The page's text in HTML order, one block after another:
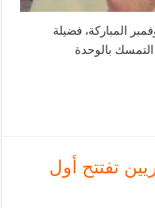
المباركة، فضيلة
بالوحدة
تفتتح أول